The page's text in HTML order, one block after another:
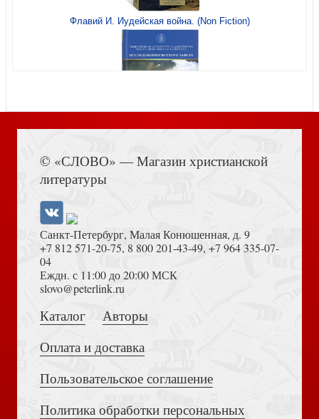
Проблески истины. Ч.2. Храни, что имеешь
Операция «Титан»
Погасшая свеча
Библейские истории (Б-ка журнала Тропинка)
Флавий И. Иудейская война. (Non Fiction)
Толкование на Апокалипсис (Тихоний Африканский)
Достоевский Ф.М. Сила и правда России (2024)
© «СЛОВО» — Магазин христианской
литературы
Санкт-Петербург, Малая Конюшенная, д. 9
+7 812 571-20-75, 8 800 201-43-49, +7 964 335-07-
04
Еждн. с 11:00 до 20:00 МСК
slovo@peterlink.ru
Каталог
Авторы
Оплата и доставка
Пользовательское соглашение
Политика обработки персональных